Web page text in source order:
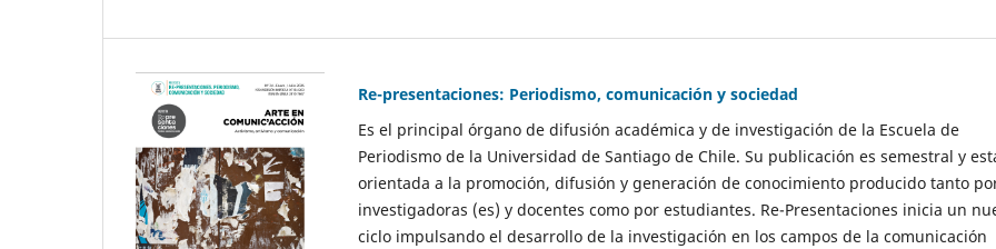
Re-presentaciones: Periodismo, comunicación y sociedad
Es el principal órgano de difusión académica y de investigación de la Escuela de
Periodismo de la Universidad de Santiago de Chile. Su publicación es semestral y
orientada a la promoción, difusión y generación de conocimiento producido tanto
investigadoras (es) y docentes como por estudiantes. Re-Presentaciones inicia un
ciclo impulsando el desarrollo de la investigación en los campos de la comunicación